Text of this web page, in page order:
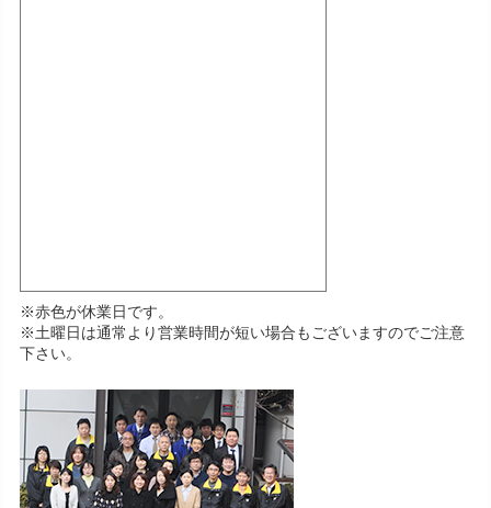
※赤色が休業日です。
※土曜日は通常より営業時間が短い場合もございますのでご注意
下さい。